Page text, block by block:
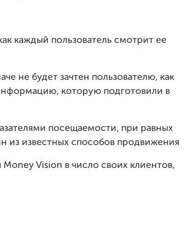
каждый пользователь смотрит ее
не будет зачтен пользователю, как
которую подготовили в
посещаемости, при равных
из известных способов продвижения
Vision в число своих клиентов,